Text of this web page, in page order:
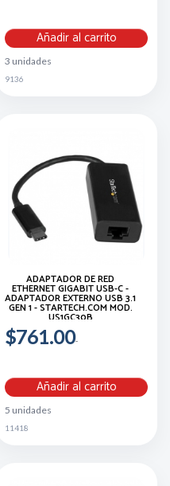
Añadir al carrito
3 unidades
9136
ADAPTADOR DE RED
ETHERNET GIGABIT USB-C -
ADAPTADOR EXTERNO USB 3.1
GEN 1 - STARTECH.COM MOD.
US1GC30B
$761.00
Añadir al carrito
5 unidades
11418